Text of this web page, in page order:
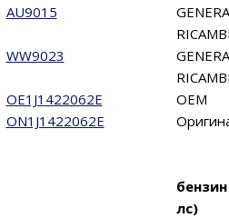
AU9015
WW9023
OE1J1422062E
OEM
ON1J1422062E
лс)